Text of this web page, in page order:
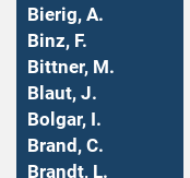
Bierig, A.
Binz, F.
Bittner, M.
Blaut, J.
Bolgar, I.
Brand, C.
Brandt, L.